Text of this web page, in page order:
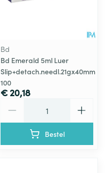
Bd
Bd Emerald 5ml Luer
Slip+detach.needl.21gx40mm
100
€ 20,18
Bestel